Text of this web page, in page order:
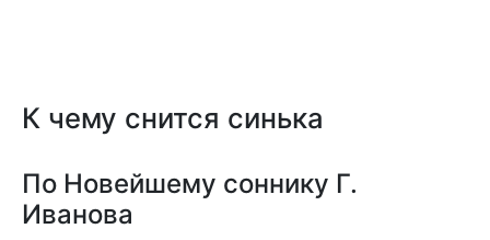
К чему снится синька
По Новейшему соннику Г.
Иванова